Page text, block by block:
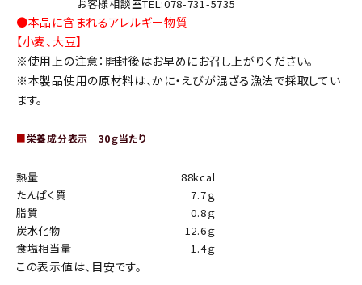
お客様相談室TEL:078-731-5735
●本品に含まれるアレルギー物質
【小麦、大豆】
※使用上の注意：開封後はお早めにお召し上がりください。
※本製品使用の原材料は、かに・えびが混ざる漁法で採取してい
ます。
■栄養成分表示 30ｇ当たり
熱量
88kcal
たんぱく質
7.7ｇ
脂質
0.8ｇ
炭水化物
12.6ｇ
食塩相当量
1.4ｇ
この表示値は、目安です。